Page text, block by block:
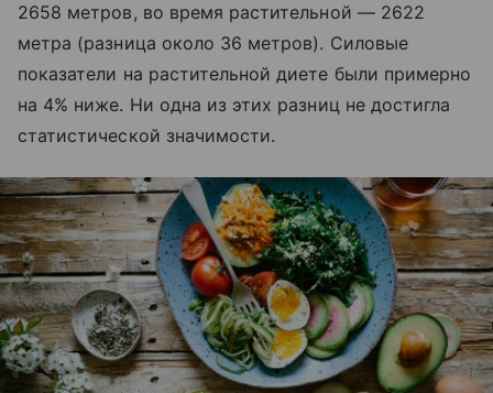
2658 метров, во время растительной — 2622
метра (разница около 36 метров). Силовые
показатели на растительной диете были примерно
на 4% ниже. Ни одна из этих разниц не достигла
статистической значимости.